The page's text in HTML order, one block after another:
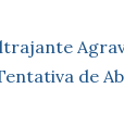
de